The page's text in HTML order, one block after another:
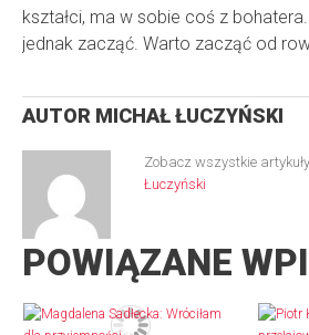
kształci, ma w sobie coś z
jednak zacząć. Warto zacząć od
AUTOR MICHAŁ ŁUCZYŃSKI
Zobacz wszystkie
Łuczyński
POWIĄZANE